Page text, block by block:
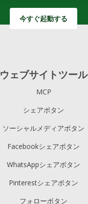
今すぐ起動する
ウェブサイトツール
MCP
シェアボタン
ソーシャルメディアボタン
Facebookシェアボタン
WhatsAppシェアボタン
Pinterestシェアボタン
フォローボタン